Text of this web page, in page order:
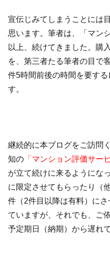
宣伝じみてしまうことには
思います。筆者は、「マン
以上、続けてきました。購
を、第三者たる筆者の目で
件5時間前後の時間を要す
す。
継続的に本ブログをご訪問
知の 「マンション評価サー
が立て続けに来るようにな
に限定させてもらったり（
件（2件目以降は有料）に
ていますが、それでも、ご
予定期日（納期）から遅れ